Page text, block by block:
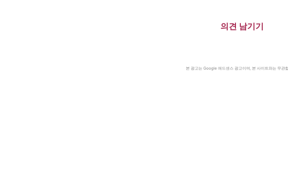
의견 남기기
본 광고는 Google 애드센스 광고이며, 본 사이트와는 무관